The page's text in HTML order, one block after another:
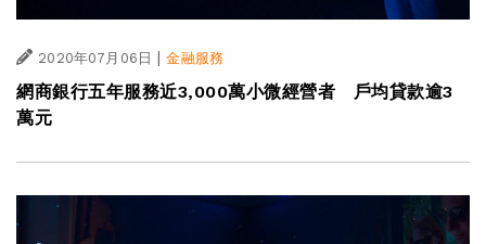
2020年07月06日 | 金融服務
網商銀行五年服務近3,000萬小微經營者 戶均貸款逾3
萬元